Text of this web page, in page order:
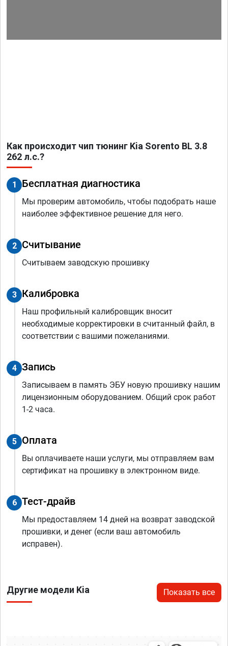
Как происходит чип тюнинг Kia Sorento BL 3.8
262 л.с.?
1 Бесплатная диагностика
Мы проверим автомобиль, чтобы подобрать наше
наиболее эффективное решение для него.
2 Считывание
Считываем заводскую прошивку
3 Калибровка
Наш профильный калибровщик вносит
необходимые корректировки в считанный файл, в
соответствии с вашими пожеланиями.
4 Запись
Записываем в память ЭБУ новую прошивку нашим
лицензионным оборудованием. Общий срок работ
1-2 часа.
5 Оплата
Вы оплачиваете наши услуги, мы отправляем вам
сертификат на прошивку в электронном виде.
6 Тест-драйв
Мы предоставляем 14 дней на возврат заводской
прошивки, и денег (если ваш автомобиль
исправен).
Другие модели Kia Показать все